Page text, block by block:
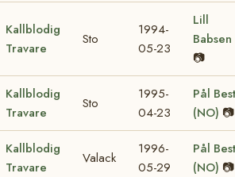
Kallblodig
Travare
Sto
1994-
05-23
Lill
Babsen
📷
Kallblodig
Travare
Sto
1995-
04-23
Pål Best
(NO) 📷
Kallblodig
Travare
Valack
1996-
05-29
Pål Best
(NO) 📷